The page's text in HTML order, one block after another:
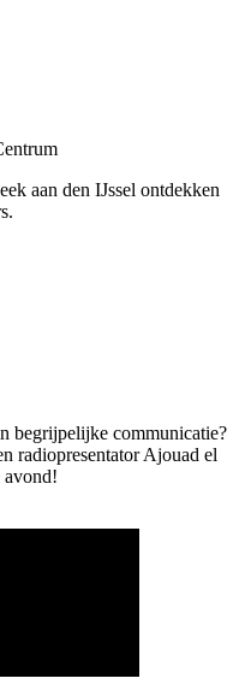
aan den IJssel ontdekken
begrijpelijke communicatie?
radiopresentator Ajouad el
avond!